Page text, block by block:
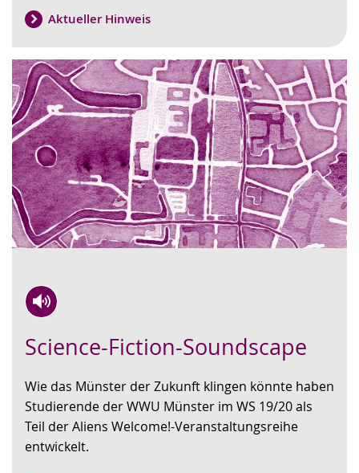
Aktueller Hinweis
Science-Fiction-Soundscape
Leichten
wechseln.
Audio-
Video
Deutscher
Gebärdensprache
wird
angezeigt.
Wie das Münster der Zukunft klingen könnte haben
Studierende der WWU Münster im WS 19/20 als
Teil der Aliens Welcome!-Veranstaltungsreihe
entwickelt.